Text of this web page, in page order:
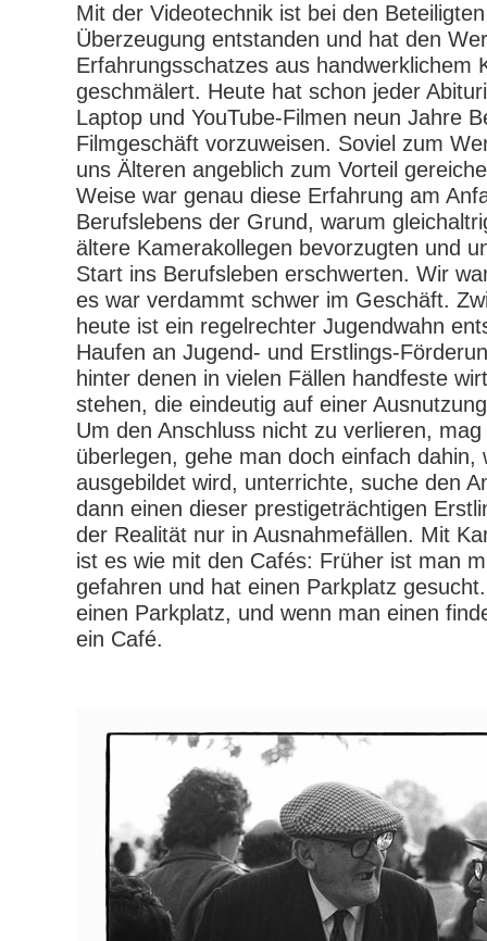
Mit der Videotechnik ist bei den
Überzeugung entstanden und hat den
Erfahrungsschatzes aus handwerklichem
geschmälert. Heute hat schon jeder
Laptop und YouTube-Filmen neun Jahre
Filmgeschäft vorzuweisen. Soviel zum
uns Älteren angeblich zum Vorteil
Weise war genau diese Erfahrung am
Berufslebens der Grund, warum
ältere Kamerakollegen bevorzugten und
Start ins Berufsleben erschwerten. Wir
es war verdammt schwer im Geschäft.
heute ist ein regelrechter Jugendwahn
Haufen an Jugend- und Erstlings-
hinter denen in vielen Fällen handfeste
stehen, die eindeutig auf einer
Um den Anschluss nicht zu verlieren,
überlegen, gehe man doch einfach dahin,
ausgebildet wird, unterrichte, suche den
dann einen dieser prestigeträchtigen
der Realität nur in Ausnahmefällen. Mit
ist es wie mit den Cafés: Früher ist man
gefahren und hat einen Parkplatz
einen Parkplatz, und wenn man einen
ein Café.